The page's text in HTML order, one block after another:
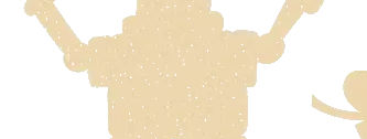
Produkter som omfattas av detta är
Fri frakt när du handlar för mer än 1500:-